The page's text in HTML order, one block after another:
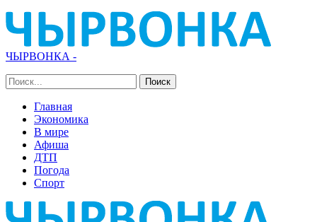
ЧЫРВОНКА -
Главная
Экономика
В мире
Афиша
ДТП
Погода
Спорт